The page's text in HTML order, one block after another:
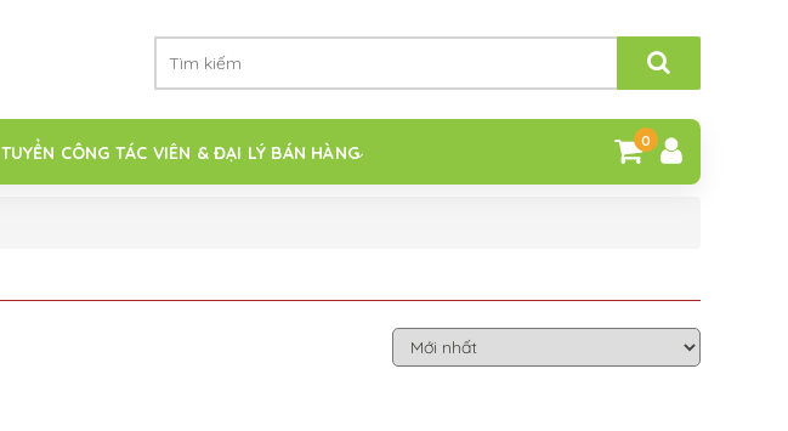
TUYỂN CÔNG TÁC VIÊN & ĐẠI LÝ BÁN HÀNG
0